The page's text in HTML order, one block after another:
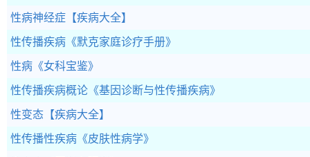
性病神经症 【疾病大全】
性传播疾病 《默克家庭诊疗手册》
性病 《女科宝鉴》
性传播疾病概论 《基因诊断与性传播疾病》
性变态 【疾病大全】
性传播性疾病 《皮肤性病学》